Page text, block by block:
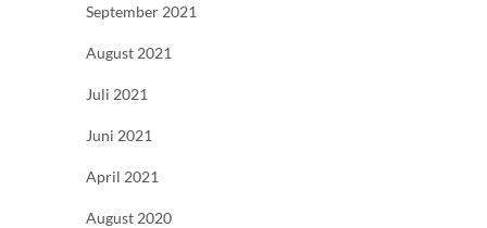
September 2021
August 2021
Juli 2021
Juni 2021
April 2021
August 2020